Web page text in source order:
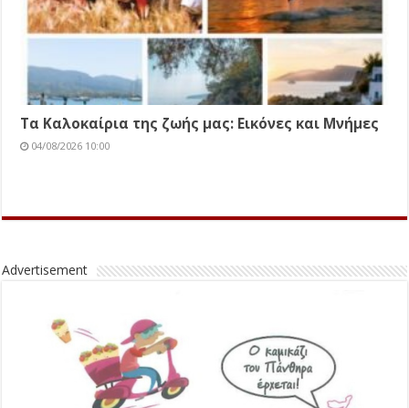
Τα Kαλοκαίρια της ζωής μας: Εικόνες και Μνήμες
04/08/2026 10:00
Advertisement